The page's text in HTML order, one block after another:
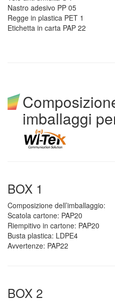
Nastro adesivo PP 05
Regge in plastica PET 1
Etichetta in carta PAP 22
imballaggi
BOX 1
Composizione dell’imballaggio:
Scatola cartone: PAP20
Riempitivo in cartone: PAP20
Busta plastica: LDPE4
Avvertenze: PAP22
BOX 2